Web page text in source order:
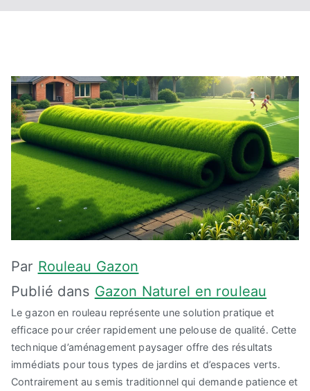
Par Rouleau Gazon
Publié dans Gazon Naturel en rouleau
Le gazon en rouleau représente une solution pratique et
efficace pour créer rapidement une pelouse de qualité. Cette
technique d’aménagement paysager offre des résultats
immédiats pour tous types de jardins et d’espaces verts.
Contrairement au semis traditionnel qui demande patience et